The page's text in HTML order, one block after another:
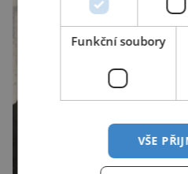
Funkční soubory
VŠE